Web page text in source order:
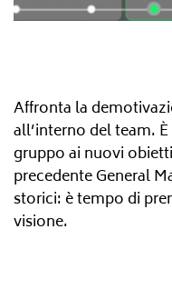
Affronta la
all’interno del team.
gruppo ai nuovi
precedente General
storici: è tempo di
visione.